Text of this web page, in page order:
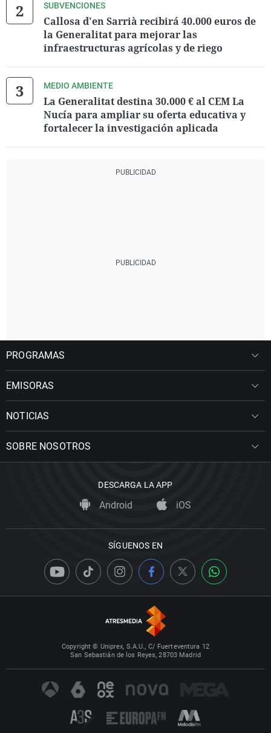
SUBVENCIONES
Callosa d'en Sarrià recibirá 40.000 euros de
la Generalitat para mejorar las
infraestructuras agrícolas y de riego
MEDIO AMBIENTE
La Generalitat destina 30.000 € al CEM La
Nucía para ampliar su oferta educativa y
fortalecer la investigación aplicada
PROGRAMAS
EMISORAS
NOTICIAS
SOBRE NOSOTROS
DESCARGA LA APP
Android iOS
SÍGUENOS EN
Copyright © Uniprex, S.A.U., C/ Fuerteventura 12
San Sebastián de los Reyes, 28703 Madrid